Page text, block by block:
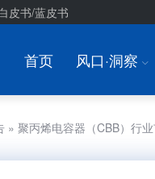
皮书/蓝皮书
首页 风口·洞察 I
» 聚丙烯电容器（CBB）行